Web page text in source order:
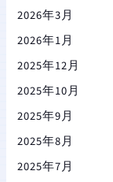
2026年3月
2026年1月
2025年12月
2025年10月
2025年9月
2025年8月
2025年7月